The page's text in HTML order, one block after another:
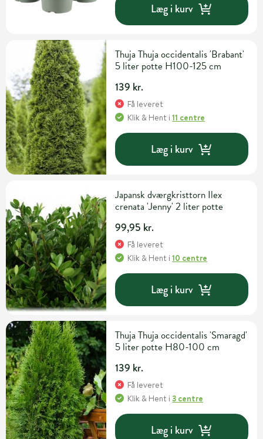
Læg i kurv
Thuja Thuja occidentalis 'Brabant'
5 liter potte H100-125 cm
139 kr.
Få leveret
Klik & Hent i11 centre
Læg i kurv
Japansk dværgkristtorn Ilex
crenata 'Jenny' 2 liter potte
99,95 kr.
Få leveret
Klik & Hent i10 centre
Læg i kurv
Thuja Thuja occidentalis 'Smaragd'
5 liter potte H80-100 cm
139 kr.
Få leveret
Klik & Hent i3 centre
Læg i kurv